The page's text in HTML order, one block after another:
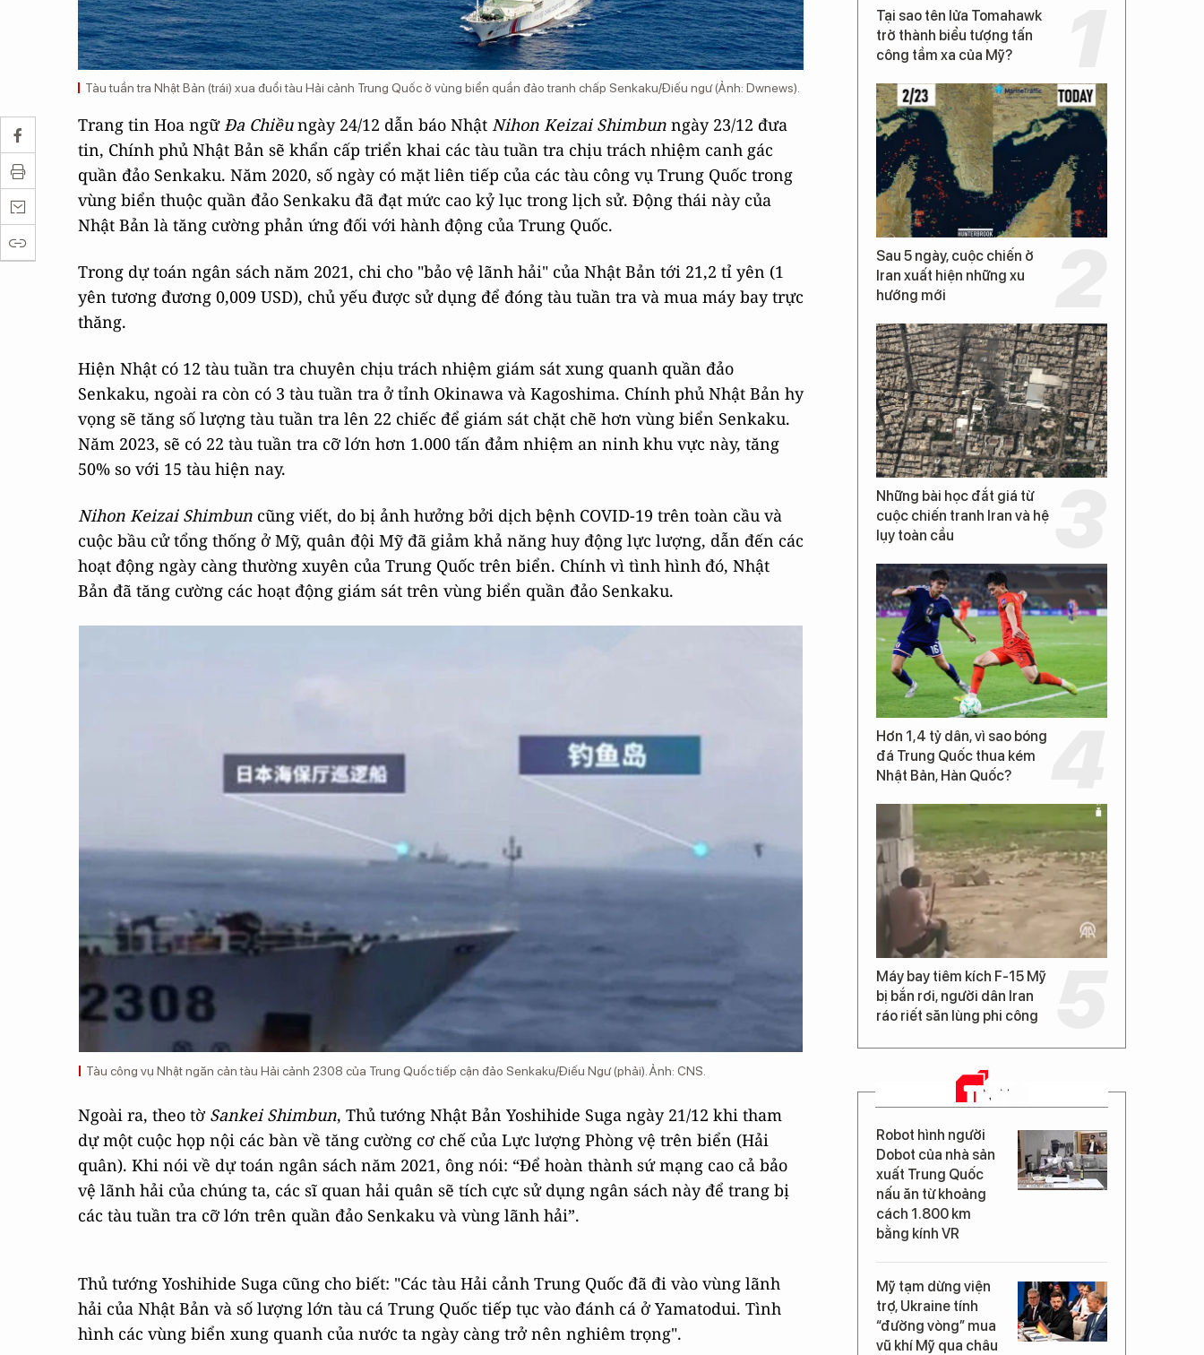
Tàu tuần tra Nhật Bản (trái) xua đuổi tàu Hải cảnh Trung Quốc ở vùng biển quần đảo tranh chấp Senkaku/Điếu ngư (Ảnh: Dwnews).
Trang tin Hoa ngữĐa Chiềungày 24/12 dẫn báo Nhật Nihon Keizai Shimbun ngày 23/12 đưa
tin, Chính phủ Nhật Bản sẽ khẩn cấp triển khai các tàu tuần tra chịu trách nhiệm canh gác
quần đảo Senkaku. Năm 2020, số ngày có mặt liên tiếp của các tàu công vụ Trung Quốc trong
vùng biển thuộc quần đảo Senkaku đã đạt mức cao kỷ lục trong lịch sử. Động thái này của
Nhật Bản là tăng cường phản ứng đối với hành động của Trung Quốc.
Trong dự toán ngân sách năm 2021, chi cho "bảo vệ lãnh hải" của Nhật Bản tới 21,2 tỉ yên (1
yên tương đương 0,009 USD), chủ yếu được sử dụng để đóng tàu tuần tra và mua máy bay trực
thăng.
Hiện Nhật có 12 tàu tuần tra chuyên chịu trách nhiệm giám sát xung quanh quần đảo
Senkaku, ngoài ra còn có 3 tàu tuần tra ở tỉnh Okinawa và Kagoshima. Chính phủ Nhật Bản hy
vọng sẽ tăng số lượng tàu tuần tra lên 22 chiếc để giám sát chặt chẽ hơn vùng biển Senkaku.
Năm 2023, sẽ có 22 tàu tuần tra cỡ lớn hơn 1.000 tấn đảm nhiệm an ninh khu vực này, tăng
50% so với 15 tàu hiện nay.
Nihon Keizai Shimbun cũng viết, do bị ảnh hưởng bởi dịch bệnh COVID-19 trên toàn cầu và
cuộc bầu cử tổng thống ở Mỹ, quân đội Mỹ đã giảm khả năng huy động lực lượng, dẫn đến các
hoạt động ngày càng thường xuyên của Trung Quốc trên biển. Chính vì tình hình đó, Nhật
Bản đã tăng cường các hoạt động giám sát trên vùng biển quần đảo Senkaku.
Tàu công vụ Nhật ngăn cản tàu Hải cảnh 2308 của Trung Quốc tiếp cận đảo Senkaku/Điếu Ngư (phải). Ảnh: CNS.
Ngoài ra, theo tờ Sankei Shimbun, Thủ tướng Nhật Bản Yoshihide Suga ngày 21/12 khi tham
dự một cuộc họp nội các bàn về tăng cường cơ chế của Lực lượng Phòng vệ trên biển (Hải
quân). Khi nói về dự toán ngân sách năm 2021, ông nói: “Để hoàn thành sứ mạng cao cả bảo
vệ lãnh hải của chúng ta, các sĩ quan hải quân sẽ tích cực sử dụng ngân sách này để trang bị
các tàu tuần tra cỡ lớn trên quần đảo Senkaku và vùng lãnh hải”.
Thủ tướng Yoshihide Suga cũng cho biết: "Các tàu Hải cảnh Trung Quốc đã đi vào vùng lãnh
hải của Nhật Bản và số lượng lớn tàu cá Trung Quốc tiếp tục vào đánh cá ở Yamatodui. Tình
hình các vùng biển xung quanh của nước ta ngày càng trở nên nghiêm trọng".
Tại sao tên lửa Tomahawk
trở thành biểu tượng tấn
công tầm xa của Mỹ?
Sau 5 ngày, cuộc chiến ở
Iran xuất hiện những xu
hướng mới
Những bài học đắt giá từ
cuộc chiến tranh Iran và hệ
lụy toàn cầu
Hơn 1,4 tỷ dân, vì sao bóng
đá Trung Quốc thua kém
Nhật Bản, Hàn Quốc?
Máy bay tiêm kích F-15 Mỹ
bị bắn rơi, người dân Iran
ráo riết săn lùng phi công
TIN MỚI
Robot hình người
Dobot của nhà sản
xuất Trung Quốc
nấu ăn từ khoảng
cách 1.800 km
bằng kính VR
Mỹ tạm dừng viện
trợ, Ukraine tính
“đường vòng” mua
vũ khí Mỹ qua châu